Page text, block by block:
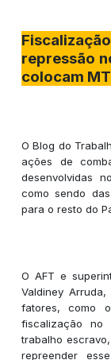
repressão
colocam
O Blog do
ações de
desenvolvidas
como sendo
para o resto do
O AFT e
Valdiney
fatores, como
fiscalização
trabalho
repreender